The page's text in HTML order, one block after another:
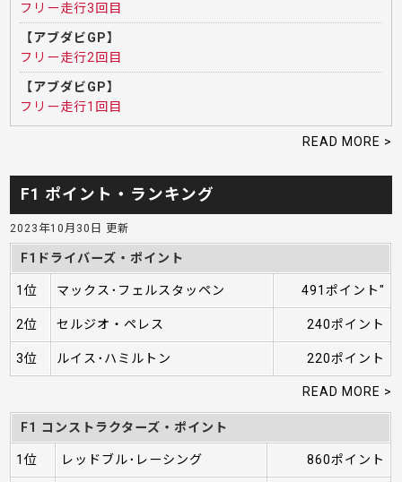
フリー走行3回目
【アブダビGP】
フリー走行2回目
【アブダビGP】
フリー走行1回目
READ MORE >
F1 ポイント・ランキング
2023年10月30日 更新
F1ドライバーズ・ポイント
1位 マックス･フェルスタッペン 491ポイント"
2位 セルジオ・ペレス 240ポイント
3位 ルイス･ハミルトン 220ポイント
READ MORE >
F1 コンストラクターズ・ポイント
1位 レッドブル･レーシング 860ポイント